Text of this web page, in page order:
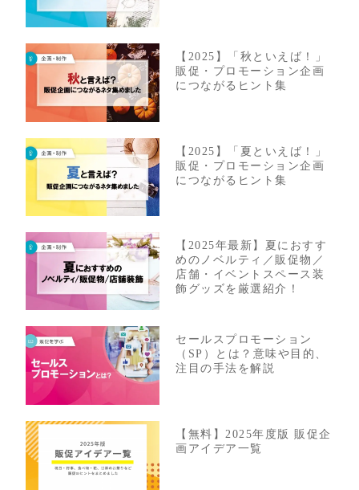
【2025】「秋といえば！」
販促・プロモーション企画
につながるヒント集
【2025】「夏といえば！」
販促・プロモーション企画
につながるヒント集
【2025年最新】夏におすす
めのノベルティ／販促物／
店舗・イベントスペース装
飾グッズを厳選紹介！
セールスプロモーション
（SP）とは？意味や目的、
注目の手法を解説
【無料】2025年度版 販促企
画アイデア一覧